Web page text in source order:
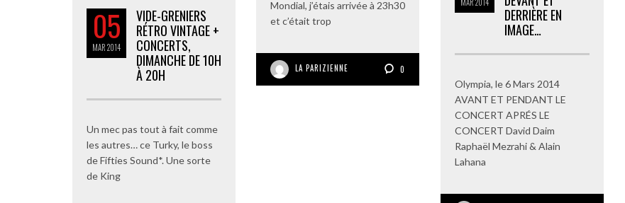
Mondial, j’étais arrivée à 23h30
et c’était trop
LA PARIZIENNE 0
DERRIÈRE EN
IMAGE…
Olympia, le 6 Mars 2014
AVANT ET PENDANT LE
CONCERT APRÉS LE
CONCERT David Daim
Raphaël Mezrahi & Alain
Lahana
05
MAR2014
VIDE-GRENIERS
RÉTRO VINTAGE +
CONCERTS,
DIMANCHE DE 10H
À 20H
Un mec pas tout à fait comme
les autres… ce Turky, le boss
de Fifties Sound*. Une sorte
de King